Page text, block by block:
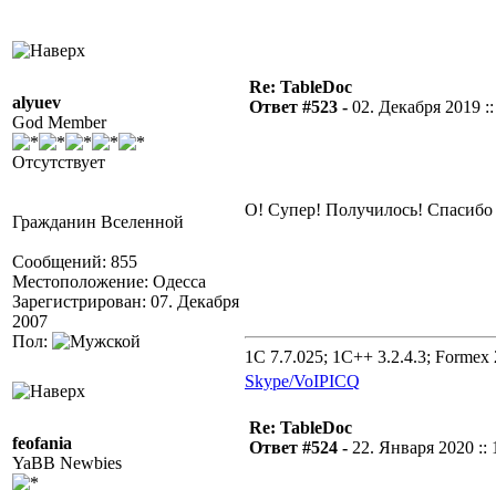
alyuev
God Member
Отсутствует
Гражданин Вселенной
Сообщений: 855
Местоположение: Одесса
Зарегистрирован: 07. Декабря
2007
Пол:
Re: TableDoc
Ответ #523 - 02. Декабря 2019
О! Супер! Получилось! Спасибо
1C 7.7.025; 1C++ 3.2.4.3; Formex
Skype/VoIPICQ
feofania
YaBB Newbies
Re: TableDoc
Ответ #524 - 22. Января 2020 ::